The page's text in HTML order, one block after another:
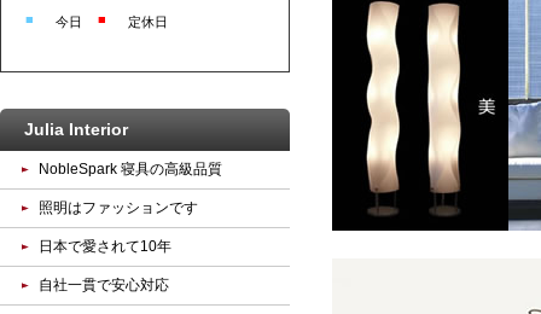
■ 今日 ■ 定休日
Julia Interior
NobleSpark 寝具の高級品質
照明はファッションです
日本で愛されて10年
自社一貫で安心対応